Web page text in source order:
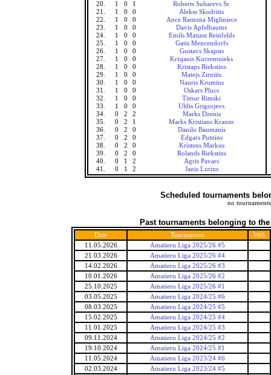
20.
1 0 1
Roberts Suharevs Sr.
21.
1 0 0
Alekss Skudritis
22.
1 0 0
Ance Ramona Migliniece
23.
1 0 0
Davis Apfelbaums
24.
1 0 0
Emils Matiass Reinfelds
25.
1 0 0
Gatis Mencendorfs
26.
1 0 0
Gustavs Skapsts
27.
1 0 0
Krisjanis Kurzemnieks
28.
1 0 0
Kristaps Riekstins
29.
1 0 0
Matejs Zirnitis
30.
1 0 0
Nauris Krumins
31.
1 0 0
Oskars Plucs
32.
1 0 0
Timur Rimski
33.
1 0 0
Uldis Grigorjevs
34.
0 2 2
Marks Dzenis
35.
0 2 1
Marks Kristians Krauze
36.
0 2 0
Danilo Baumanis
37.
0 2 0
Edgars Putnins
38.
0 2 0
Kristens Markus
39.
0 2 0
Rolands Riekstins
40.
0 1 2
Agris Pavars
41.
0 1 2 Janis Lurins
Scheduled tournaments
no
Past tournaments belonging to
Date Tournament
Web
11.05.2026
Amatieru Liga 2025/26 #5
21.03.2026
Amatieru Liga 2025/26 #4
14.02.2026
Amatieru Liga 2025/26 #3
10.01.2026
Amatieru Liga 2025/26 #2
25.10.2025
Amatieru Liga 2025/26 #1
03.05.2025
Amatieru Liga 2024/25 #6
08.03.2025
Amatieru Liga 2024/25 #5
15.02.2025
Amatieru Liga 2024/25 #4
11.01.2025
Amatieru Liga 2024/25 #3
09.11.2024
Amatieru Liga 2024/25 #2
19.10.2024
Amatieru Liga 2024/25 #1
11.05.2024
Amatieru Liga 2023/24 #6
02.03.2024
Amatieru Liga 2023/24 #5